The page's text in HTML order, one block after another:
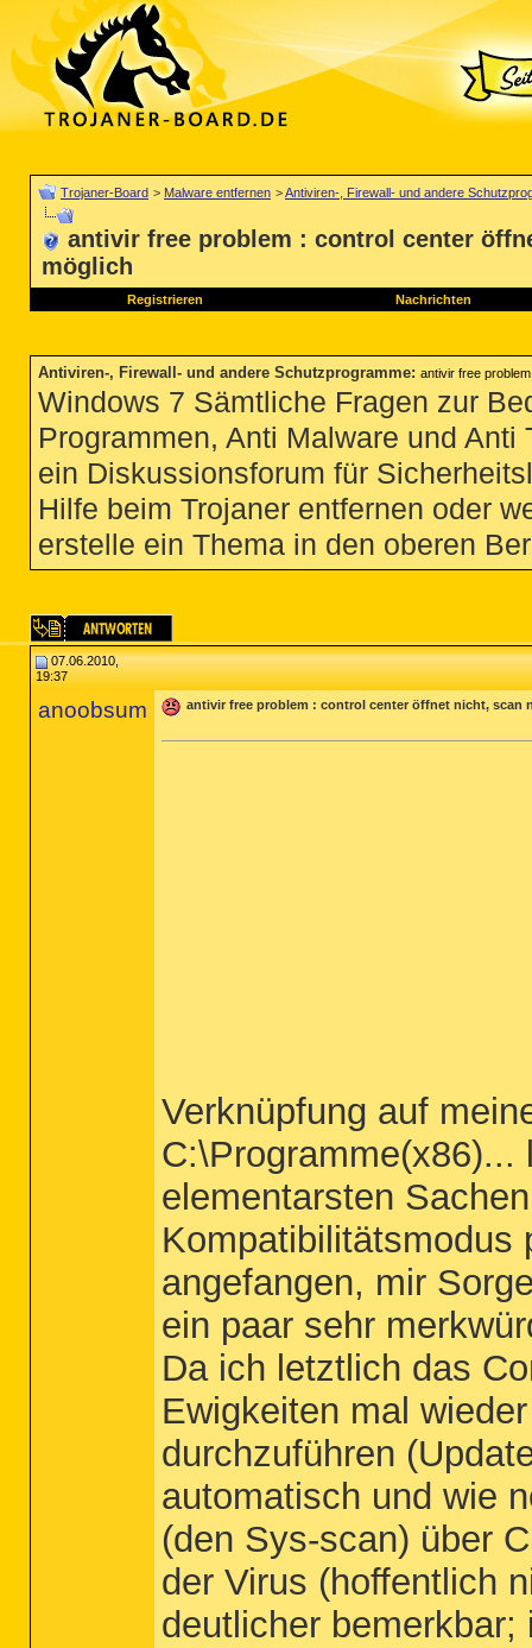
Trojaner-Board > Malware entfernen >Antiviren-, Firewall- und andere
antivir free problem : control center
möglich
Registrieren Nachrichten
Antiviren-, Firewall- und andere Schutzprogramme: antivir free
Windows 7 Sämtliche Fragen zur
Programmen, Anti Malware und
ein Diskussionsforum für
Hilfe beim Trojaner entfernen oder
erstelle ein Thema in den oberen
07.06.2010,
19:37
anoobsum antivir free problem : control center öffnet nicht, scan
Verknüpfung auf
elementarsten
Kompatibilitätsmodus
angefangen, mir
ein paar sehr
Da ich letztlich das
Ewigkeiten mal
durchzuführen
automatisch und wie
(den Sys-scan) über
der Virus (hoffentlich
deutlicher